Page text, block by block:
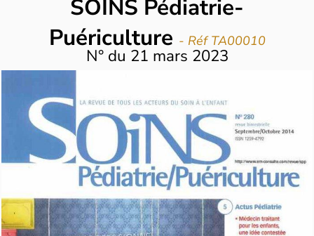
SOINS Pédiatrie-
Puériculture - Réf TA00010
N° du 21 mars 2023